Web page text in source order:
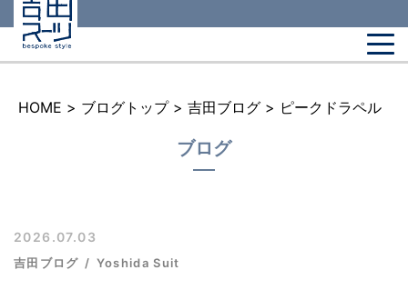
HOME > ブログトップ > 吉田ブログ > ピークドラペル
ブログ
2026.07.03
吉田ブログ Yoshida Suit